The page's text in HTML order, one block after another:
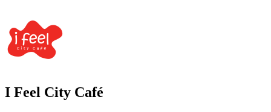
I Feel City Café